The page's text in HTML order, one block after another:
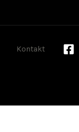
Kontakt